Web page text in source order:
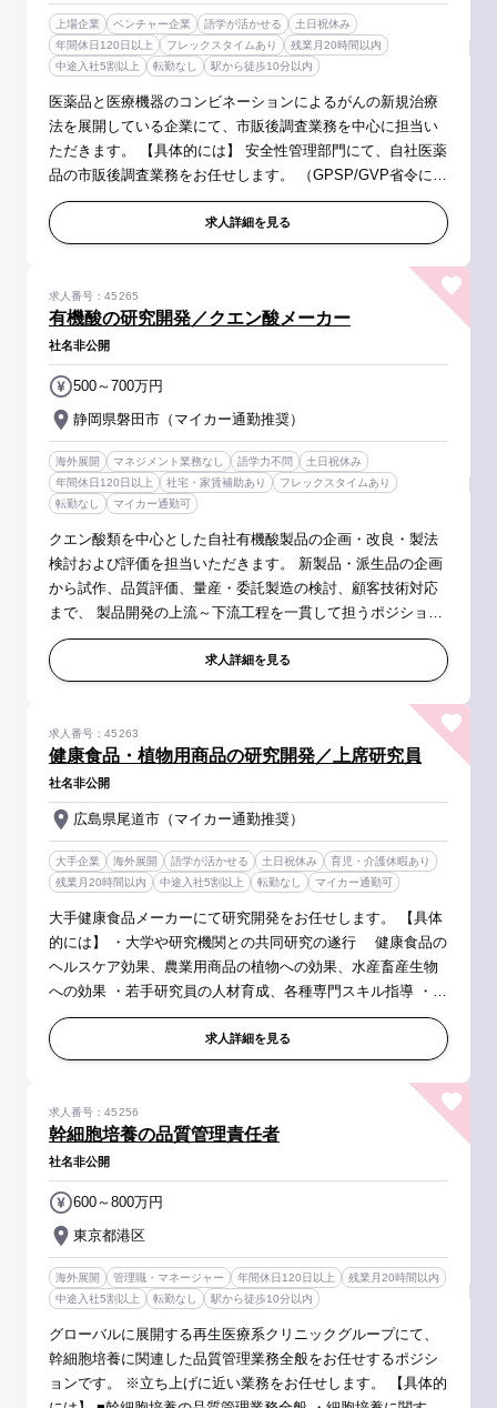
上場企業 ベンチャー企業 語学が活かせる
土日祝休み
年間休日120日以上
フレックスタイムあり
残業月20時間以内
中途入社5割以上
転勤なし 駅から徒歩10分以内
医薬品と医療機器のコンビネーションによるがんの新規治療
法を展開している企業にて、市販後調査業務を中心に担当い
ただきます。 【具体的には】 安全性管理部門にて、自社医薬
品の市販後調査業務をお任せします。 （GPSP/GVP省令に基
づく安全管理／製造販売後調査等業務） ■収集した副作用の
評価・検討 ■製造販...
求人詳細を見る
有機酸の研究開発／クエン酸メーカー
求人番号：45265
社名非公開
静岡県磐田市（マイカー通勤推奨）
500～700万円
海外展開 マネジメント業務なし 語学力不問
土日祝休み
年間休日120日以上
社宅・家賃補助あり
フレックスタイムあり
転勤なし
マイカー通勤可
クエン酸類を中心とした自社有機酸製品の企画・改良・製法
検討および評価を担当いただきます。 新製品・派生品の企画
から試作、品質評価、量産・委託製造の検討、顧客技術対応
まで、 製品開発の上流～下流工程を一貫して担うポジション
です。 【具体的には】 ◆製品企画・改良 ・市場・顧客ニー
ズを踏まえた新製品...
求人詳細を見る
健康食品・植物用商品の研究開発／上席研究員
求人番号：45263
社名非公開
広島県尾道市（マイカー通勤推奨）
大手企業 海外展開 語学が活かせる 土日祝休み
育児・介護休暇あり
残業月20時間以内
中途入社5割以上 転勤なし マイカー通勤可
大手健康食品メーカーにて研究開発をお任せします。 【具体
的には】 ・大学や研究機関との共同研究の遂行 健康食品の
ヘルスケア効果、農業用商品の植物への効果、水産畜産生物
への効果 ・若手研究員の人材育成、各種専門スキル指導 ・技
術開拓に必要な技術を持っている他企業やOEM先の探索 ・そ
の先とのコネク...
求人詳細を見る
幹細胞培養の品質管理責任者
求人番号：45256
社名非公開
東京都港区
600～800万円
海外展開 管理職・マネージャー 年間休日120日以上
残業月20時間以内
中途入社5割以上
転勤なし 駅から徒歩10分以内
グローバルに展開する再生医療系クリニックグループにて、
幹細胞培養に関連した品質管理業務全般をお任せするポジシ
ョンです。 ※立ち上げに近い業務をお任せします。 【具体的